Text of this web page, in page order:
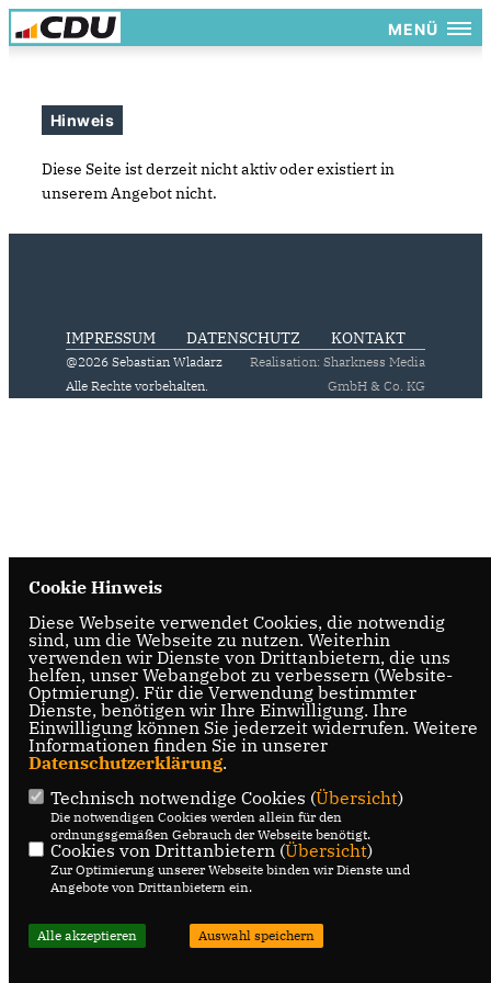
MENÜ
Hinweis
Diese Seite ist derzeit nicht aktiv oder existiert in
unserem Angebot nicht.
IMPRESSUM DATENSCHUTZ KONTAKT
@2026 Sebastian Wladarz
Alle Rechte vorbehalten.
Realisation: Sharkness Media
GmbH & Co. KG
Cookie Hinweis
Diese Webseite verwendet Cookies, die notwendig
sind, um die Webseite zu nutzen. Weiterhin
verwenden wir Dienste von Drittanbietern, die uns
helfen, unser Webangebot zu verbessern (Website-
Optmierung). Für die Verwendung bestimmter
Dienste, benötigen wir Ihre Einwilligung. Ihre
Einwilligung können Sie jederzeit widerrufen. Weitere
Informationen finden Sie in unserer
Datenschutzerklärung.
Technisch notwendige Cookies (Übersicht)
Die notwendigen Cookies werden allein für den
ordnungsgemäßen Gebrauch der Webseite benötigt.
Cookies von Drittanbietern (Übersicht)
Zur Optimierung unserer Webseite binden wir Dienste und
Angebote von Drittanbietern ein.
Alle akzeptieren Auswahl speichern